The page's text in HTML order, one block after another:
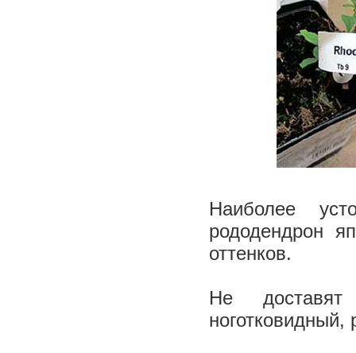
Наиболее
рододендрон
оттенков.
Не доставят